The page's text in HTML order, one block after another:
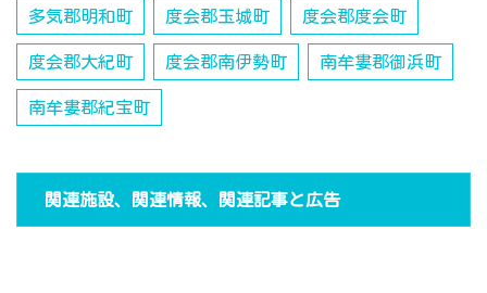
多気郡明和町 度会郡玉城町 度会郡度会町
度会郡大紀町 度会郡南伊勢町 南牟婁郡御浜町
南牟婁郡紀宝町
関連施設、関連情報、関連記事と広告